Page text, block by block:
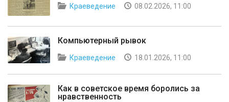
Краеведение 08.02.2026, 11:00
Компьютерный рывок
Краеведение 18.01.2026, 11:00
Как в советское время боролись за
нравственность